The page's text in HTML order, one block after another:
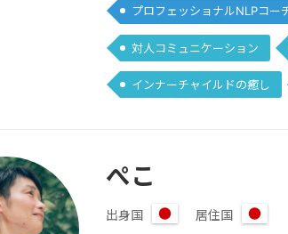
プロフェッショナルNLPコー
対人コミュニケーション
インナーチャイルドの癒し
ぺこ
出身国 居住国